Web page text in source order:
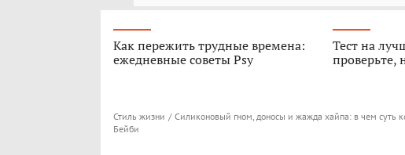
Как пережить трудные времена:
ежедневные советы Psy
Тест на
проверьте,
Стиль жизни / Силиконовый гном, доносы и жажда хайпа: в чем суть
Бейби